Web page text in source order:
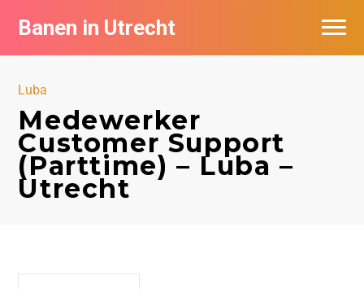
Banen in Utrecht
Luba
Medewerker
Customer Support
(Parttime) – Luba –
Utrecht
Vacatures per bedrijf in Utrecht